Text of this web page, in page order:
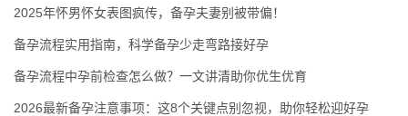
2025年怀男怀女表图疯传，备孕夫妻别被带偏！
备孕流程实用指南，科学备孕少走弯路接好孕
备孕流程中孕前检查怎么做？一文讲清助你优生优育
2026最新备孕注意事项：这8个关键点别忽视，助你轻松迎好孕